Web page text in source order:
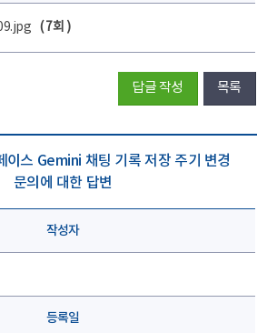
( 7회 )
답글 작성 목록
이스 Gemini 채팅 기록 저장 주기 변경
문의에 대한 답변
작성자
등록일